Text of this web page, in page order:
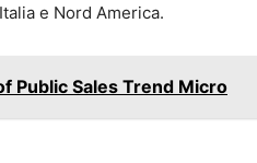
e Nord America.
Public Sales Trend Micro